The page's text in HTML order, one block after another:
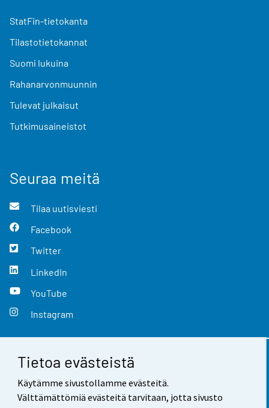
Tietoa evästeistä
Käytämme sivustollamme evästeitä.
Välttämättömiä evästeitä tarvitaan, jotta sivusto
StatFin-tietokanta
Tilastotietokannat
Suomi lukuina
Rahanarvonmuunnin
Tulevat julkaisut
Tutkimusaineistot
Seuraa meitä
Tilaa uutisviesti
Facebook
Twitter
LinkedIn
YouTube
Instagram
Yhteystiedot
Palaute